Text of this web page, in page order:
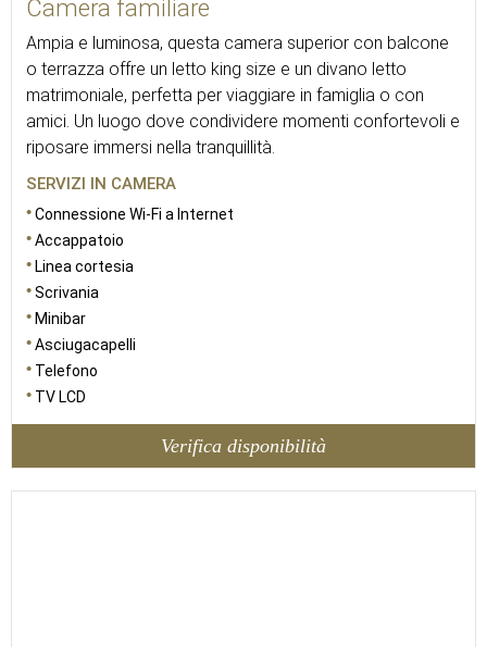
Camera familiare
Ampia e luminosa, questa camera superior con balcone
o terrazza offre un letto king size e un divano letto
matrimoniale, perfetta per viaggiare in famiglia o con
amici. Un luogo dove condividere momenti confortevoli e
riposare immersi nella tranquillità.
SERVIZI IN CAMERA
Connessione Wi-Fi a Internet
Accappatoio
Linea cortesia
Scrivania
Minibar
Asciugacapelli
Telefono
TV LCD
Verifica disponibilità